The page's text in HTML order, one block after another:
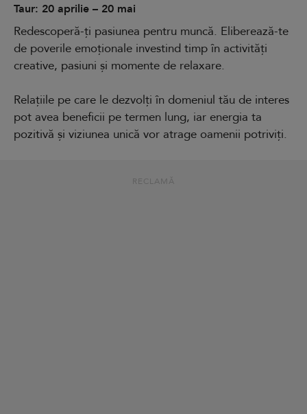
Taur: 20 aprilie – 20 mai
Redescoperă-ți pasiunea pentru muncă. Eliberează-te
de poverile emoționale investind timp în activități
creative, pasiuni și momente de relaxare.
Relațiile pe care le dezvolți în domeniul tău de interes
pot avea beneficii pe termen lung, iar energia ta
pozitivă și viziunea unică vor atrage oamenii potriviți.
RECLAMĂ